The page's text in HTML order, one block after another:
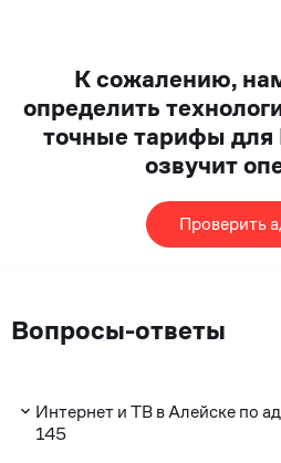
К сожалению,
определить
точные тарифы для
озвучит
Проверить
Вопросы-ответы
Интернет и ТВ в Алейске по
145